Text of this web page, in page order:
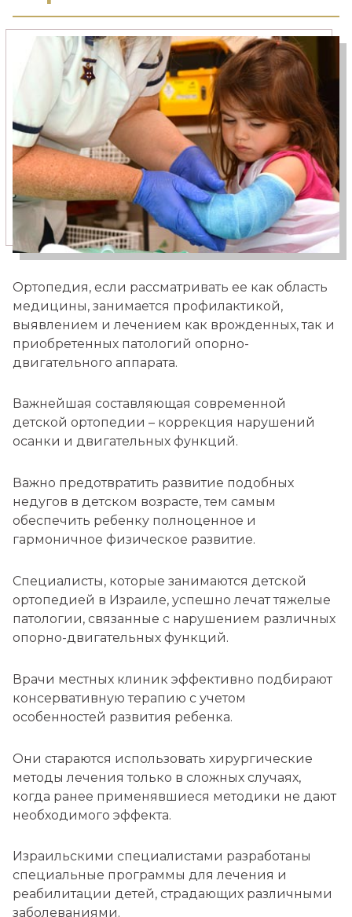
Медицинский туризм
Москва — Израиль
Ортопедия, если рассматривать ее как область
медицины, занимается профилактикой,
выявлением и лечением как врожденных, так и
приобретенных патологий опорно-
двигательного аппарата.
Важнейшая составляющая современной
детской ортопедии – коррекция нарушений
осанки и двигательных функций.
Важно предотвратить развитие подобных
недугов в детском возрасте, тем самым
обеспечить ребенку полноценное и
гармоничное физическое развитие.
Специалисты, которые занимаются детской
ортопедией в Израиле, успешно лечат тяжелые
патологии, связанные с нарушением различных
опорно-двигательных функций.
Врачи местных клиник эффективно подбирают
консервативную терапию с учетом
особенностей развития ребенка.
Они стараются использовать хирургические
методы лечения только в сложных случаях,
когда ранее применявшиеся методики не дают
необходимого эффекта.
Израильскими специалистами разработаны
специальные программы для лечения и
реабилитации детей, страдающих различными
заболеваниями.